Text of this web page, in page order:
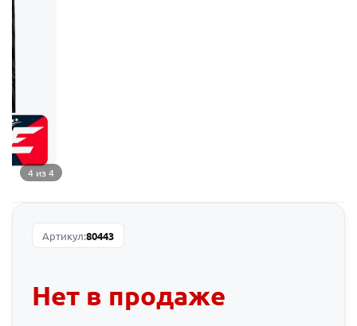
4 из 4
Артикул:80443
Нет в продаже